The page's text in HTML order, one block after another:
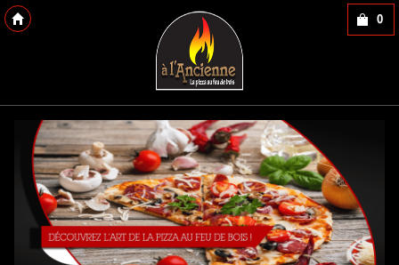
0
Copyright 2013 Des-Click Com